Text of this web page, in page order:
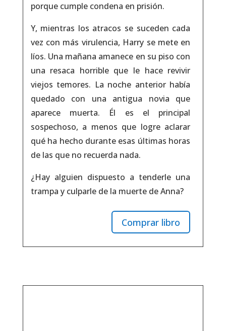
porque cumple condena en prisión.
Y, mientras los atracos se suceden cada
vez con más virulencia, Harry se mete en
líos. Una mañana amanece en su piso con
una resaca horrible que le hace revivir
viejos temores. La noche anterior había
quedado con una antigua novia que
aparece muerta. Él es el principal
sospechoso, a menos que logre aclarar
qué ha hecho durante esas últimas horas
de las que no recuerda nada.
¿Hay alguien dispuesto a tenderle una
trampa y culparle de la muerte de Anna?
Comprar libro